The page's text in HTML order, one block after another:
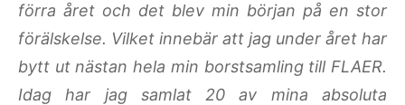
förra året och det blev min början på en stor
förälskelse. Vilket innebär att jag under året har
bytt ut nästan hela min borstsamling till FLAER.
Idag har jag samlat 20 av mina absoluta